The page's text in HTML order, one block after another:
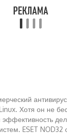
Хотя он не
эффективность
ESET NOD32